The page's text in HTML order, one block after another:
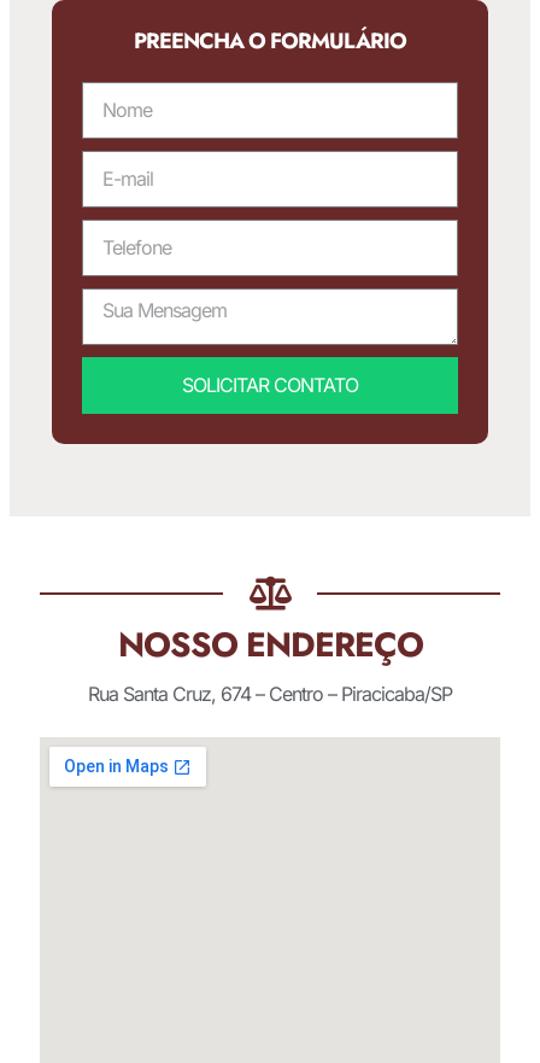
PREENCHA O FORMULÁRIO
SOLICITAR CONTATO
NOSSO ENDEREÇO
Rua Santa Cruz, 674 – Centro – Piracicaba/SP